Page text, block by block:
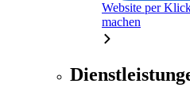
Website per
machen